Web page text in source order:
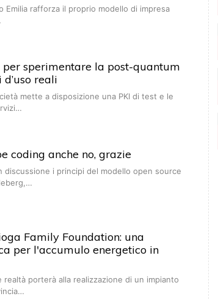
Emilia rafforza il proprio modello di impresa
sperimentare la post-quantum
reali
mette a disposizione una PKI di test e le
coding anche no, grazie
discussione i principi del modello open source
Family Foundation: una
per l'accumulo energetico in
realtà porterà alla realizzazione di un impianto